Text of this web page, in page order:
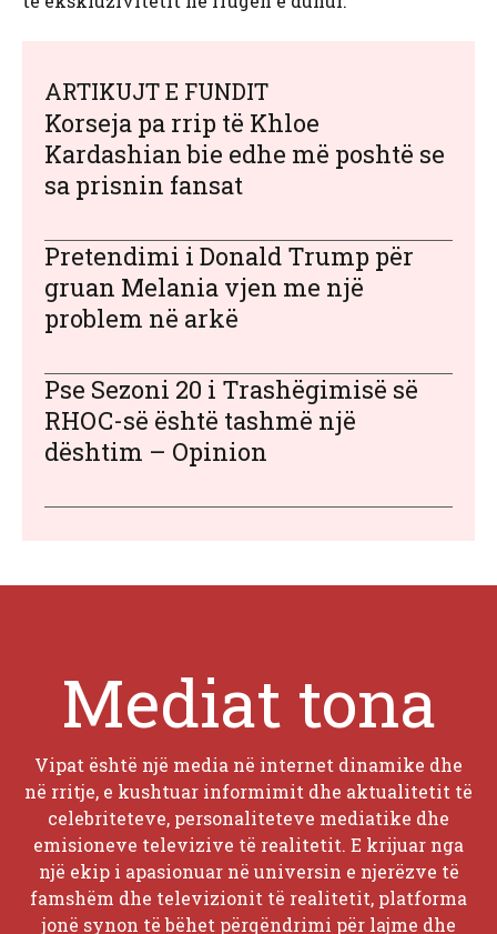
ARTIKUJT E FUNDIT
Korseja pa rrip të Khloe
Kardashian bie edhe më poshtë se
sa prisnin fansat
Pretendimi i Donald Trump për
gruan Melania vjen me një
problem në arkë
Pse Sezoni 20 i Trashëgimisë së
RHOC-së është tashmë një
dështim – Opinion
Mediat tona
Vipat është një media në internet dinamike dhe
në rritje, e kushtuar informimit dhe aktualitetit të
celebriteteve, personaliteteve mediatike dhe
emisioneve televizive të realitetit. E krijuar nga
një ekip i apasionuar në universin e njerëzve të
famshëm dhe televizionit të realitetit, platforma
jonë synon të bëhet përqëndrimi për lajme dhe